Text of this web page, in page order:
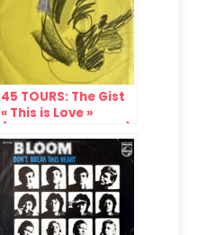
45 TOURS: The Gist
« This is Love »
(Rough Trade, 1980)